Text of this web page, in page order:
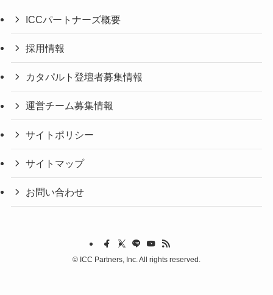
ICCパートナーズ概要
採用情報
カタパルト登壇者募集情報
運営チーム募集情報
サイトポリシー
サイトマップ
お問い合わせ
© ICC Partners, Inc. All rights reserved.